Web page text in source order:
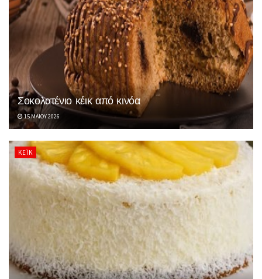
Σοκολατένιο κέικ από κινόα
15 ΜΑΪ́ΟΥ 2026
ΚΈΙΚ